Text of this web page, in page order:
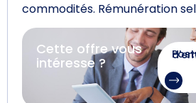
commodités. Rémunération
Cette offre vous
intéresse ?
Postuler à